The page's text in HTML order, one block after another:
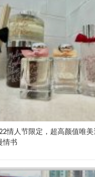
情人节限定，超高颜值唯
情书